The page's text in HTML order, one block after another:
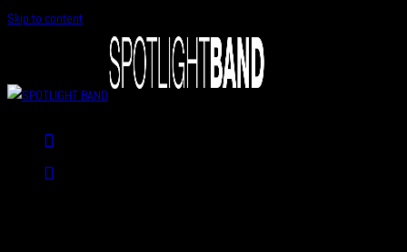
Skip to content